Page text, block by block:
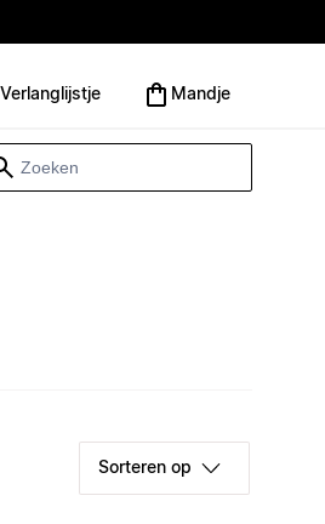
Verlanglijstje Mandje
Sorteren op